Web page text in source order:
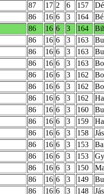
87 17 2 6 157
86 16 6 3 164
86 16 6 3 164
86 16 6 3 163
86 16 6 3 163
86 16 6 3 163
86 16 6 3 162
86 16 6 3 162
86 16 6 3 162
86 16 6 3 160
86 16 6 3 159
86 16 6 3 158
86 16 6 3 153
86 16 6 3 153
86 16 6 3 150
86 16 6 3 149
86 16 6 3 148